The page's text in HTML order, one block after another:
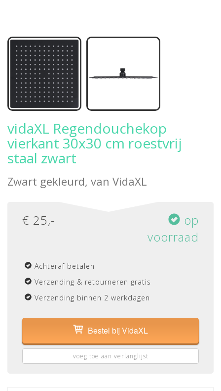
vidaXL Regendouchekop
vierkant 30x30 cm roestvrij
staal zwart
Zwart gekleurd, van VidaXL
€ 25,-
op
voorraad
Achteraf betalen
Verzending & retourneren gratis
Verzending binnen 2 werkdagen
Bestel bij VidaXL
voeg toe aan verlanglijst